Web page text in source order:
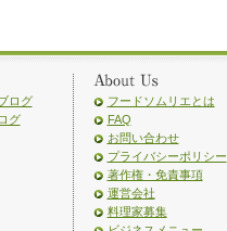
ログ
グ
フードソムリエとは
FAQ
お問い合わせ
プライバシーポリシー
著作権・免責事項
運営会社
料理家募集